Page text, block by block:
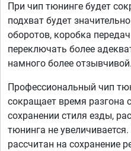
При чип тюнинге будет
подхват будет
оборотов, коробка
переключать более
намного более отзывчивой.
Профессиональный чип
сокращает время разгона
сохранении стиля езды,
тюнинга не
рассчитан на сохранение